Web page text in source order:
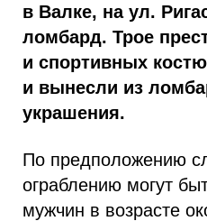
в Валке, на ул.
ломбард. Трое
и спортивных
и вынесли из
украшения.
По предположению
ограблению могут
мужчин в возрасте